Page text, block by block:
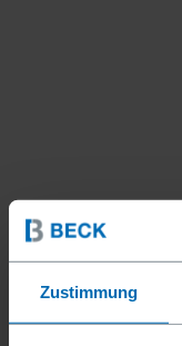
Zustimmung